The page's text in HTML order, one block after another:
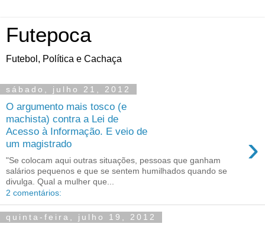
Futepoca
Futebol, Política e Cachaça
sábado, julho 21, 2012
O argumento mais tosco (e
machista) contra a Lei de
Acesso à Informação. E veio de
um magistrado
›
"Se colocam aqui outras situações, pessoas que ganham
salários pequenos e que se sentem humilhados quando se
divulga. Qual a mulher que...
2 comentários:
quinta-feira, julho 19, 2012